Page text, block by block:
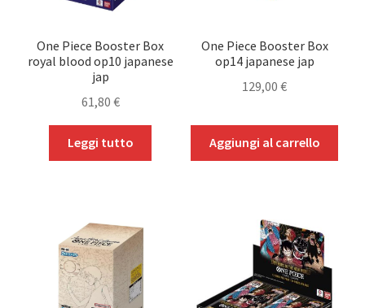
il
In Promozione
One Piece Booster Box
royal blood op10 japanese
jap
61,80 €
Leggi tutto
One Piece Booster Box
op14 japanese jap
129,00€
Aggiungi al carrello